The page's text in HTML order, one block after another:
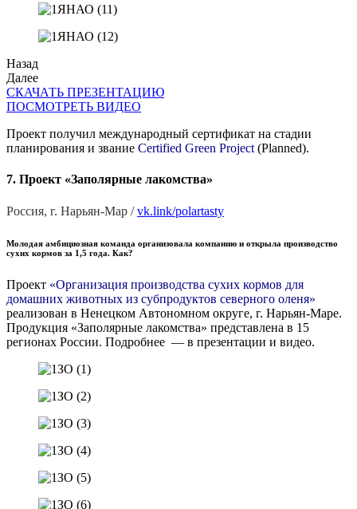
Назад
Далее
СКАЧАТЬ ПРЕЗЕНТАЦИЮ
ПОСМОТРЕТЬ ВИДЕО
Проект получил международный сертификат на стадии
планирования и звание Certified Green Project (Planned).
7. Проект «Заполярные лакомства»
Россия, г. Нарьян-Мар / vk.link/polartasty
Молодая амбициозная команда организовала компанию и открыла производство
сухих кормов за 1,5 года. Как?
Проект «Организация производства сухих кормов для
домашних животных из субпродуктов северного оленя»
реализован в Ненецком Автономном округе, г. Нарьян-Маре.
Продукция «Заполярные лакомства» представлена в 15
регионах России. Подробнее — в презентации и видео.